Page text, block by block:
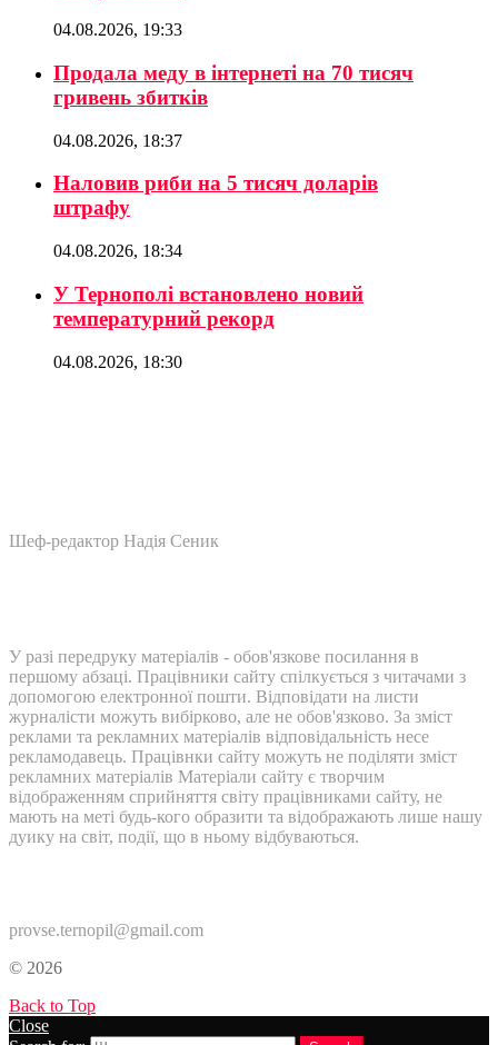
04.08.2026, 19:33
Продала меду в інтернеті на 70 тисяч
гривень збитків
04.08.2026, 18:37
Наловив риби на 5 тисяч доларів
штрафу
04.08.2026, 18:34
У Тернополі встановлено новий
температурний рекорд
04.08.2026, 18:30
Шеф-редактор Надія Сеник
У разі передруку матеріалів - обов'язкове посилання в
першому абзаці. Працівники сайту спілкується з читачами з
допомогою електронної пошти. Відповідати на листи
журналісти можуть вибірково, але не обов'язково. За зміст
реклами та рекламних матеріалів відповідальність несе
рекламодавець. Працівнки сайту можуть не поділяти зміст
рекламних матеріалів Матеріали сайту є творчим
відображенням сприйняття світу працівниками сайту, не
мають на меті будь-кого образити та відображають лише нашу
дуику на світ, події, що в ньому відбуваються.
provse.ternopil@gmail.com
© 2026
Back to Top
Close